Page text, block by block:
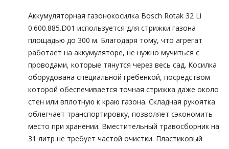
Аккумуляторная газонокосилка Bosch Rotak 32 Li
0.600.885.D01 используется для стрижки газона
площадью до 300 м. Благодаря тому, что агрегат
работает на аккумуляторе, не нужно мучиться с
проводами, которые тянутся через весь сад. Косилка
оборудована специальной гребенкой, посредством
которой обеспечивается точная стрижка даже около
стен или вплотную к краю газона. Складная рукоятка
облегчает транспортировку, позволяет сэкономить
место при хранении. Вместительный травосборник на
31 литр не требует частой очистки. Пластиковый